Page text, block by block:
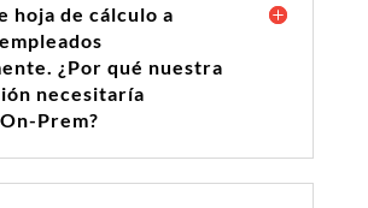
hoja de cálculo a
¿Por qué nuestra
necesitaría
Prem?